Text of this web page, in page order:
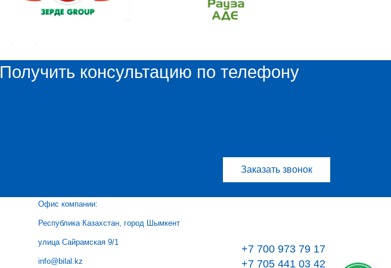
Получить консультацию по телефону
Заказать звонок
Офис компании:
Республика Казахстан, город Шымкент
улица Сайрамская 9/1
info@bilal.kz
+7 700 973 79 17
+7 705 441 03 42